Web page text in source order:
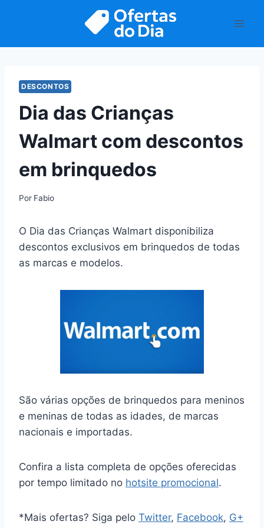
DESCONTOS
Dia das Crianças
Walmart com descontos
em brinquedos
Por Fabio
O Dia das Crianças Walmart disponibiliza
descontos exclusivos em brinquedos de todas
as marcas e modelos.
São várias opções de brinquedos para meninos
e meninas de todas as idades, de marcas
nacionais e importadas.
Confira a lista completa de opções oferecidas
por tempo limitado no hotsite promocional.
*Mais ofertas? Siga pelo Twitter, Facebook, G+